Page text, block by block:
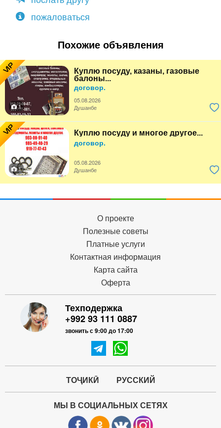
пожаловаться
Похожие объявления
VIP
Куплю посуду, казаны, газовые
балоны...
договор.
05.08.2026
1
Душанбе
VIP Куплю посуду и многое другое...
договор.
05.08.2026
1
Душанбе
О проекте
Полезные советы
Платные услуги
Контактная информация
Карта сайта
Оферта
Техподержка
+992 93 111 0887
звонить с 9:00 до 17:00
ТОҶИКӢ РУССКИЙ
МЫ В СОЦИАЛЬНЫХ СЕТЯХ